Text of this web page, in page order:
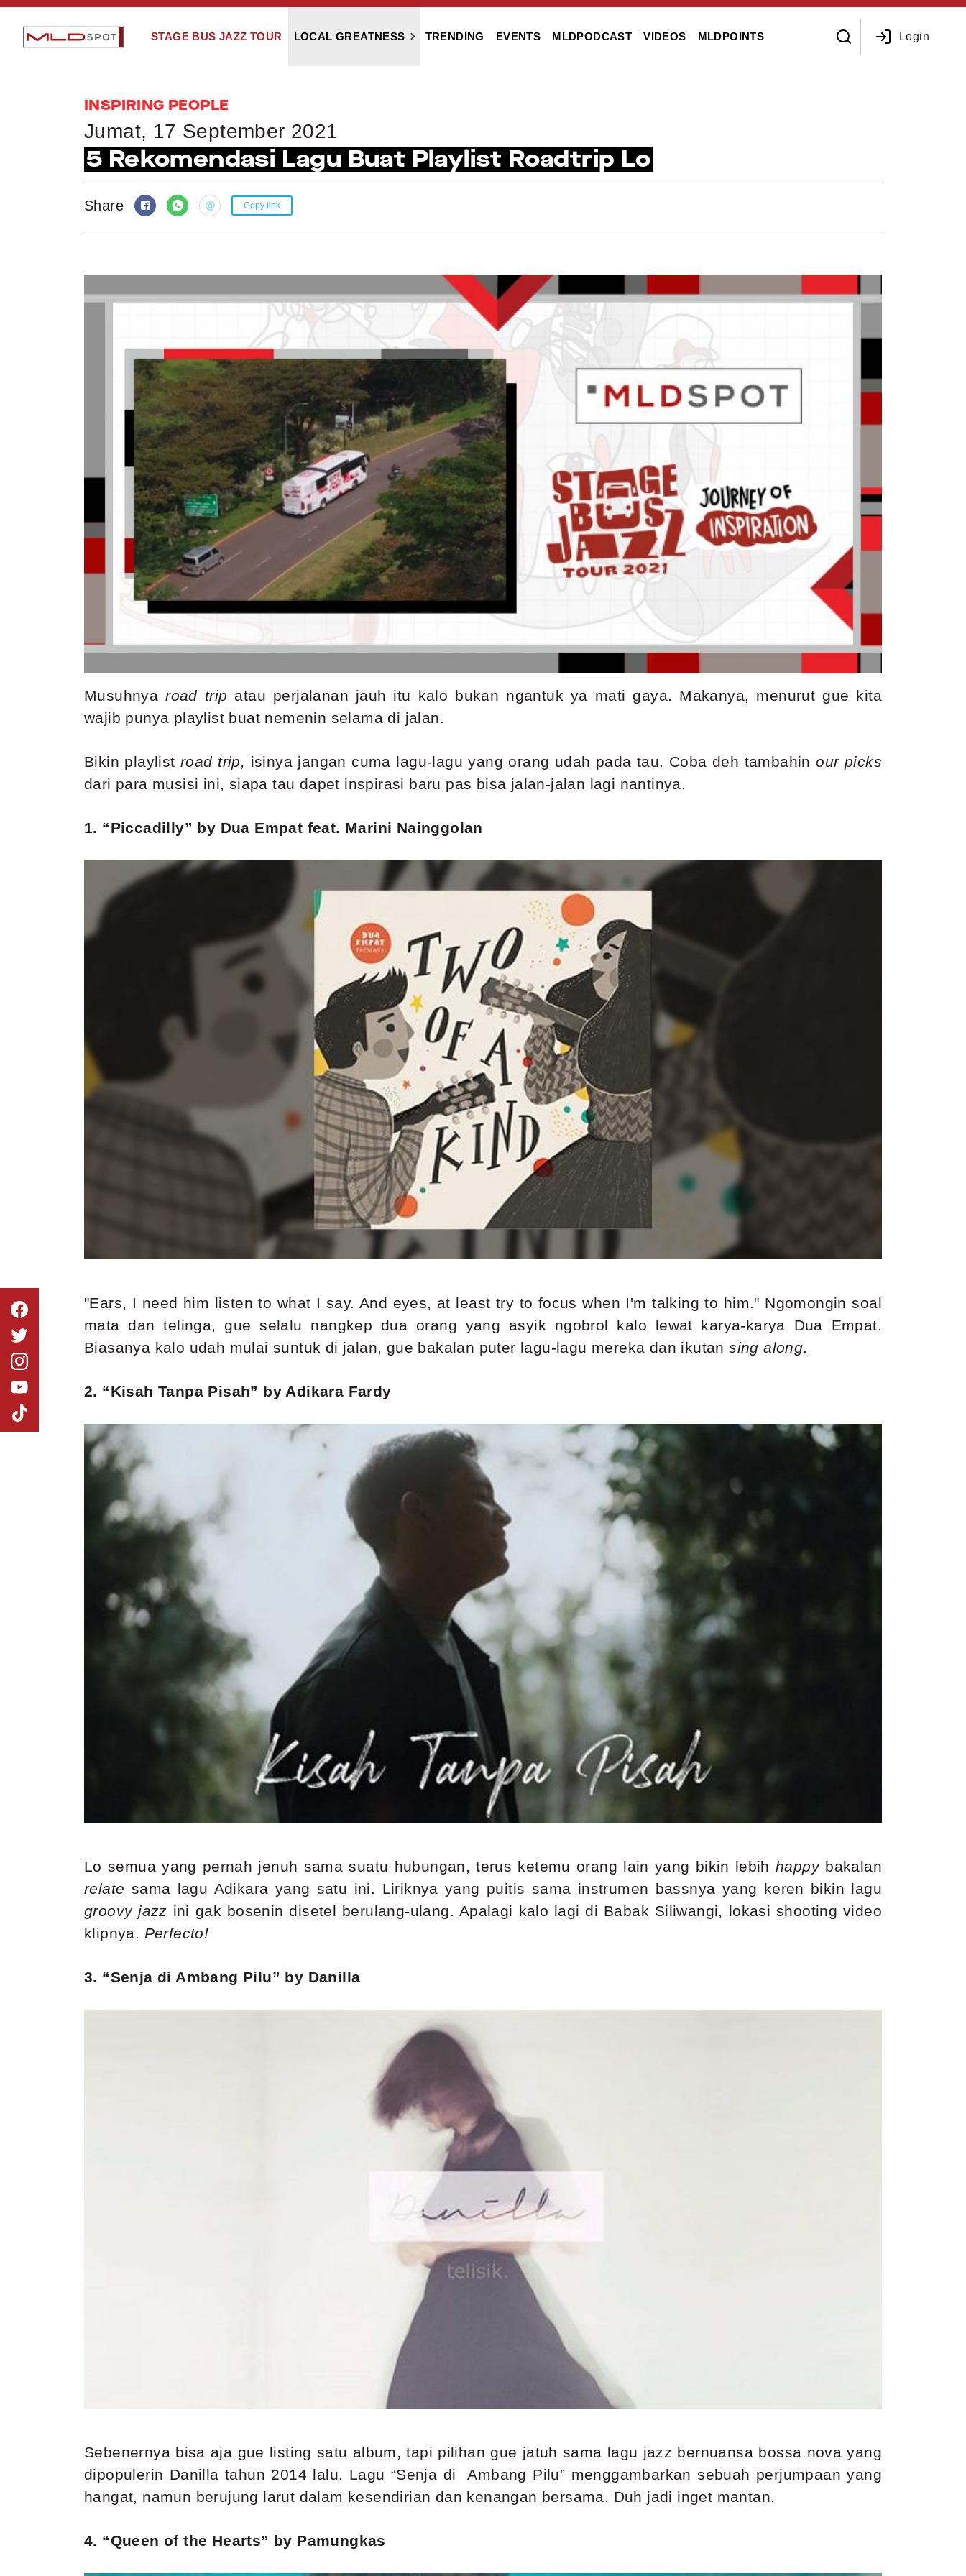
STAGE BUS JAZZ TOUR LOCAL GREATNESS TRENDING EVENTS MLDPODCAST VIDEOS MLDPOINTS Login
INSPIRING PEOPLE
Jumat, 17 September 2021
5 Rekomendasi Lagu Buat Playlist Roadtrip Lo
Share Copy link
Musuhnyaroad trip atau perjalanan jauh itu kalo bukan ngantuk ya mati gaya. Makanya, menurut gue kita
wajib punya playlist buat nemenin selama di jalan.
Bikin playlistroad trip, isinya jangan cuma lagu-lagu yang orang udah pada tau. Coba deh tambahinour picks
dari para musisi ini, siapa tau dapet inspirasi baru pas bisa jalan-jalan lagi nantinya.
1. “Piccadilly” by Dua Empat feat. Marini Nainggolan
"Ears, I need him listen to what I say. And eyes, at least try to focus when I'm talking to him." Ngomongin soal
mata dan telinga, gue selalu nangkep dua orang yang asyik ngobrol kalo lewat karya-karya Dua Empat.
Biasanya kalo udah mulai suntuk di jalan, gue bakalan puter lagu-lagu mereka dan ikutansing along.
2. “Kisah Tanpa Pisah” by Adikara Fardy
Lo semua yang pernah jenuh sama suatu hubungan, terus ketemu orang lain yang bikin lebihhappybakalan
relate sama lagu Adikara yang satu ini. Liriknya yang puitis sama instrumen bassnya yang keren bikin lagu
groovy jazz ini gak bosenin disetel berulang-ulang. Apalagi kalo lagi di Babak Siliwangi, lokasi shooting video
klipnya. Perfecto!
3. “Senja di Ambang Pilu” by Danilla
Sebenernya bisa aja gue listing satu album, tapi pilihan gue jatuh sama lagu jazz bernuansa bossa nova yang
dipopulerin Danilla tahun 2014 lalu. Lagu “Senja di Ambang Pilu” menggambarkan sebuah perjumpaan yang
hangat, namun berujung larut dalam kesendirian dan kenangan bersama. Duh jadi inget mantan.
4. “Queen of the Hearts” by Pamungkas